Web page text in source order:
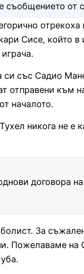
съобщението от
Сисе, който в
със Садио
отправени към
началото.
никога не е
договора
За
Пожелаваме на